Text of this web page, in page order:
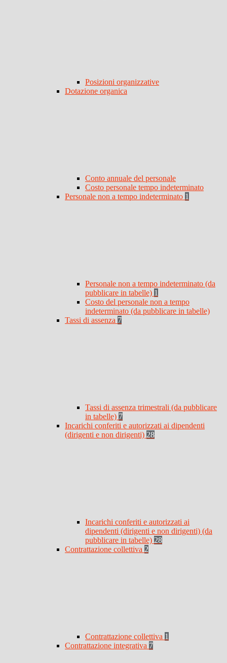
Posizioni organizzative
Dotazione organica
Conto annuale del personale
Costo personale tempo indeterminato
Personale non a tempo indeterminato 1
Personale non a tempo indeterminato (da
pubblicare in tabelle) 1
Costo del personale non a tempo
indeterminato (da pubblicare in tabelle)
Tassi di assenza 7
Tassi di assenza trimestrali (da pubblicare
in tabelle) 7
Incarichi conferiti e autorizzati ai dipendenti
(dirigenti e non dirigenti) 28
Incarichi conferiti e autorizzati ai
dipendenti (dirigenti e non dirigenti) (da
pubblicare in tabelle) 28
Contrattazione collettiva 2
Contrattazione collettiva 1
Contrattazione integrativa 7